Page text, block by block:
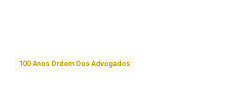
100 Anos Ordem Dos Advogados